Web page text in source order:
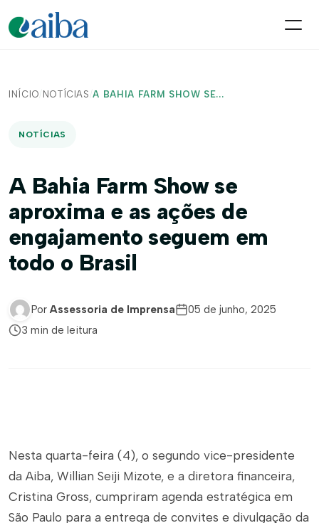
INÍCIO/ NOTÍCIAS /A BAHIA FARM SHOW SE...
NOTÍCIAS
A Bahia Farm Show se
aproxima e as ações de
engajamento seguem em
todo o Brasil
Por Assessoria de Imprensa
05 de junho, 2025
3 min de leitura
Nesta quarta-feira (4), o segundo vice-presidente
da Aiba, Willian Seiji Mizote, e a diretora financeira,
Cristina Gross, cumpriram agenda estratégica em
São Paulo para a entrega de convites e divulgação da